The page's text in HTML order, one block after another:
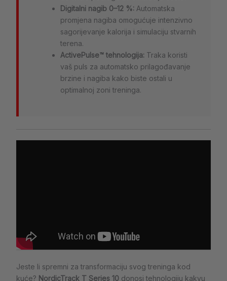
Digitalni nagib 0–12 %: Automatska
promjena nagiba omogućuje intenzivno
sagorijevanje kalorija i simulaciju stvarnih
terena.
ActivePulse™ tehnologija: Traka koristi
vaš puls za automatsko prilagođavanje
brzine i nagiba kako biste ostali u
optimalnoj zoni treninga.
Jeste li spremni za transformaciju svog treninga kod
kuće? NordicTrack T Series 10 donosi tehnologiju kakvu